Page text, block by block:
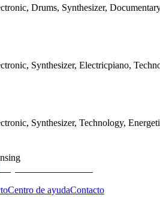
Drums, Synthesizer,
Synthesizer, Electricpiano,
Synthesizer, Technology,
Centro de ayudaContacto